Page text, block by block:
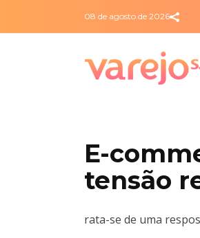
08 de agosto de 2026
E-
tensão
rata-se de uma